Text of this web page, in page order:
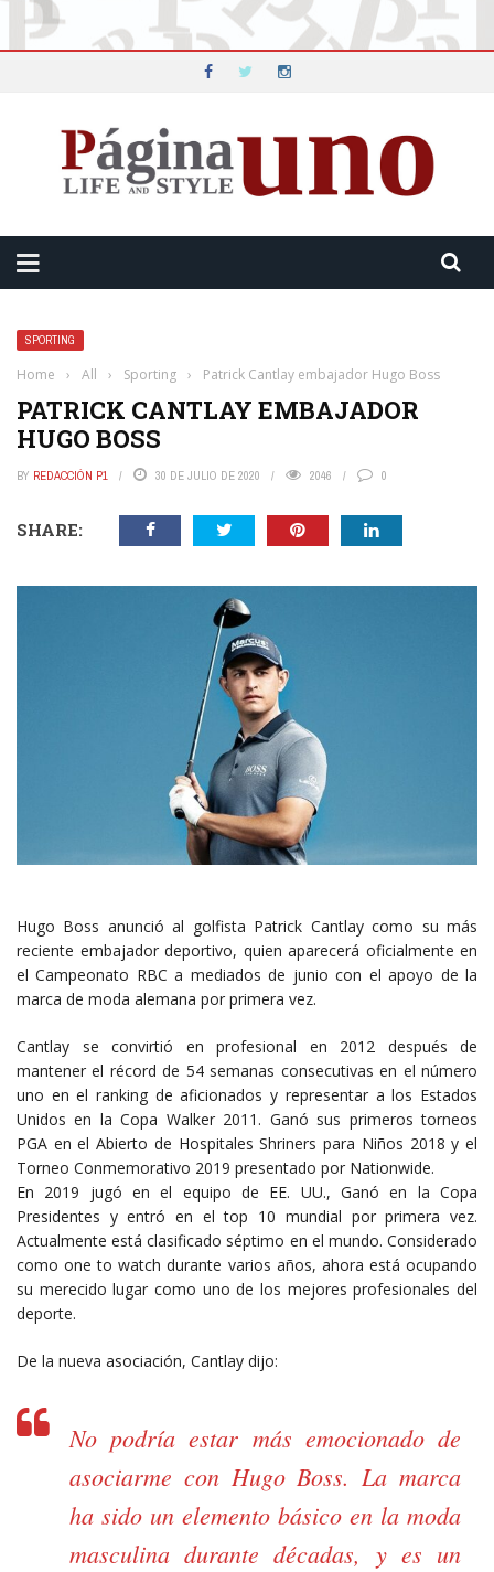
SPORTING
Home › All › Sporting › Patrick Cantlay embajador Hugo Boss
PATRICK CANTLAY EMBAJADOR
HUGO BOSS
BY REDACCIÓN P1 30 DE JULIO DE 2020 2046 0
SHARE:
Hugo Boss anunció al golfista Patrick Cantlay como su más
reciente embajador deportivo, quien aparecerá oficialmente en
el Campeonato RBC a mediados de junio con el apoyo de la
marca de moda alemana por primera vez.
Cantlay se convirtió en profesional en 2012 después de
mantener el récord de 54 semanas consecutivas en el número
uno en el ranking de aficionados y representar a los Estados
Unidos en la Copa Walker 2011. Ganó sus primeros torneos
PGA en el Abierto de Hospitales Shriners para Niños 2018 y el
Torneo Conmemorativo 2019 presentado por Nationwide.
En 2019 jugó en el equipo de EE. UU., Ganó en la Copa
Presidentes y entró en el top 10 mundial por primera vez.
Actualmente está clasificado séptimo en el mundo. Considerado
como one to watch durante varios años, ahora está ocupando
su merecido lugar como uno de los mejores profesionales del
deporte.
De la nueva asociación, Cantlay dijo:
No podría estar más emocionado de
asociarme con Hugo Boss. La marca
ha sido un elemento básico en la moda
masculina durante décadas, y es un